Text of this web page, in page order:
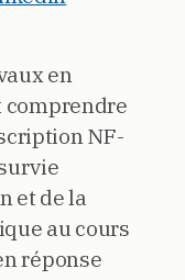
en
comprendre
NF-
et de la
au cours
réponse